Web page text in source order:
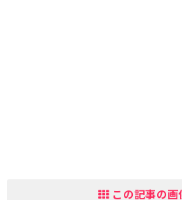
この記事の画